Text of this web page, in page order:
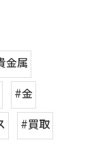
金属
#金
#買取